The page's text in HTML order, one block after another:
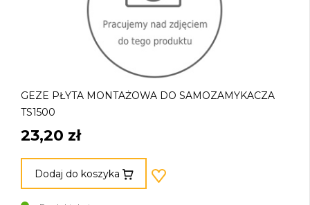
GEZE PŁYTA MONTAŻOWA DO SAMOZAMYKACZA
TS1500
23,20 zł
Dodaj do koszyka